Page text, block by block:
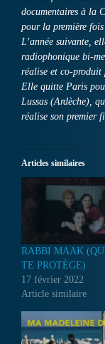
documentaires à la
pour la première
L’année suivante,
radiophonique bi-
réalise et co-produit
Elle quitte Paris
Lussas (Ardèche),
réalise son premier
Articles similaires
RABBI MAAK
TE PROTÈGE)
17 février 2022
Article similaire